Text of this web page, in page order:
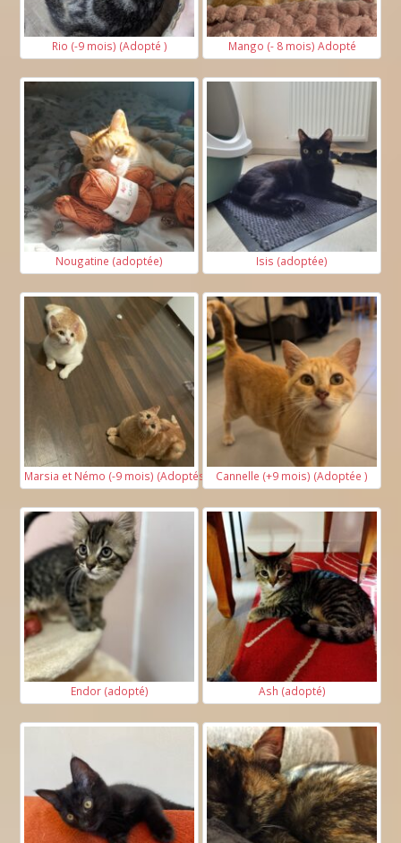
Rio (-9 mois) (Adopté ) Mango (- 8 mois) Adopté
Nougatine (adoptée) Isis (adoptée)
Marsia et Némo (-9 mois) (Adoptés) Cannelle (+9 mois) (Adoptée )
Endor (adopté) Ash (adopté)